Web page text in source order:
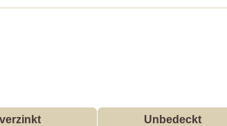
Unbedeckt